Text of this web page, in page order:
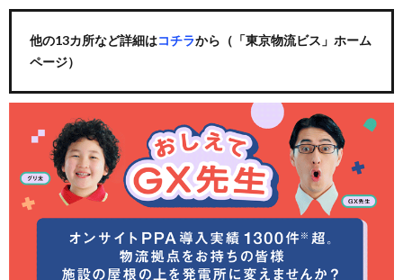
他の13カ所など詳細はコチラから（「東京物流ビス」ホーム
ページ）